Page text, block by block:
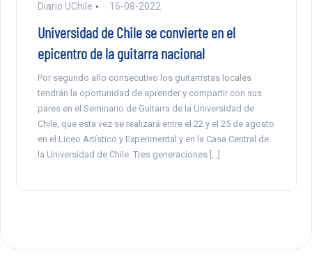
Diario UChile 16-08-2022
Universidad de Chile se convierte en el
epicentro de la guitarra nacional
Por segundo año consecutivo los guitarristas locales
tendrán la oportunidad de aprender y compartir con sus
pares en el Seminario de Guitarra de la Universidad de
Chile, que esta vez se realizará entre el 22 y el 25 de agosto
en el Liceo Artístico y Experimental y en la Casa Central de
la Universidad de Chile. Tres generaciones […]